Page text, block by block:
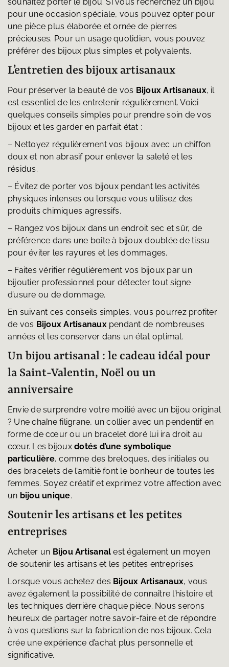
pour une occasion spéciale, vous pouvez opter pour
une pièce plus élaborée et ornée de pierres
précieuses. Pour un usage quotidien, vous pouvez
préférer des bijoux plus simples et polyvalents.
L’entretien des bijoux artisanaux
Pour préserver la beauté de vos Bijoux Artisanaux, il
est essentiel de les entretenir régulièrement. Voici
quelques conseils simples pour prendre soin de vos
bijoux et les garder en parfait état :
– Nettoyez régulièrement vos bijoux avec un chiffon
doux et non abrasif pour enlever la saleté et les
résidus.
– Évitez de porter vos bijoux pendant les activités
physiques intenses ou lorsque vous utilisez des
produits chimiques agressifs.
– Rangez vos bijoux dans un endroit sec et sûr, de
préférence dans une boîte à bijoux doublée de tissu
pour éviter les rayures et les dommages.
– Faites vérifier régulièrement vos bijoux par un
bijoutier professionnel pour détecter tout signe
d’usure ou de dommage.
En suivant ces conseils simples, vous pourrez profiter
de vos Bijoux Artisanauxpendant de nombreuses
années et les conserver dans un état optimal.
Un bijou artisanal : le cadeau idéal pour
la Saint-Valentin, Noël ou un
anniversaire
Envie de surprendre votre moitié avec un bijou original
? Une chaîne filigrane, un collier avec un pendentif en
forme de cœur ou un bracelet doré lui ira droit au
cœur. Les bijouxdotés d’une symbolique
particulière, comme des breloques, des initiales ou
des bracelets de l’amitié font le bonheur de toutes les
femmes. Soyez créatif et exprimez votre affection avec
un bijou unique.
Soutenir les artisans et les petites
entreprises
Acheter un Bijou Artisanalest également un moyen
de soutenir les artisans et les petites entreprises.
Lorsque vous achetez des Bijoux Artisanaux, vous
avez également la possibilité de connaître l’histoire et
les techniques derrière chaque pièce. Nous serons
heureux de partager notre savoir-faire et de répondre
à vos questions sur la fabrication de nos bijoux. Cela
crée une expérience d’achat plus personnelle et
significative.